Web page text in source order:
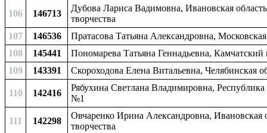
106 146713
Дубова Лариса Вадимовна, Ивановская
творчества
107
146536
Пратасова Татьяна Александровна,
108
145441
Пономарева Татьяна Геннадьевна,
109
143391 Скороходова Елена Витальевна, Челябинская
110 142416
Рябухина Светлана Владимировна,
№1
111 142298
Овчаренко Ирина Александровна,
творчества